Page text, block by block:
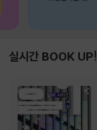
실시간 BOOK UP!